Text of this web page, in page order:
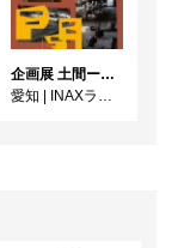
企画展 土間ーつくって、つかって、再発見ー
愛知 | INAXライブミュージアム